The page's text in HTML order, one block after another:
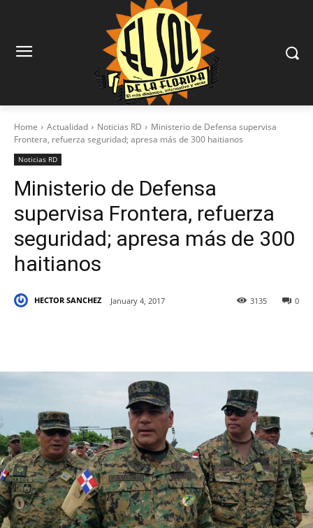
Home Actualidad Noticias RD
Ministerio de Defensa supervisa
Frontera, refuerza seguridad; apresa más de 300 haitianos
Noticias RD
Ministerio de Defensa
supervisa Frontera, refuerza
seguridad; apresa más de 300
haitianos
HECTOR SANCHEZ January 4, 2017 0
3135